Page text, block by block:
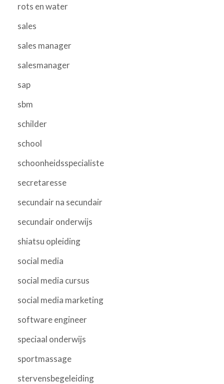
rots en water
sales
sales manager
salesmanager
sap
sbm
schilder
school
schoonheidsspecialiste
secretaresse
secundair na secundair
secundair onderwijs
shiatsu opleiding
social media
social media cursus
social media marketing
software engineer
speciaal onderwijs
sportmassage
stervensbegeleiding